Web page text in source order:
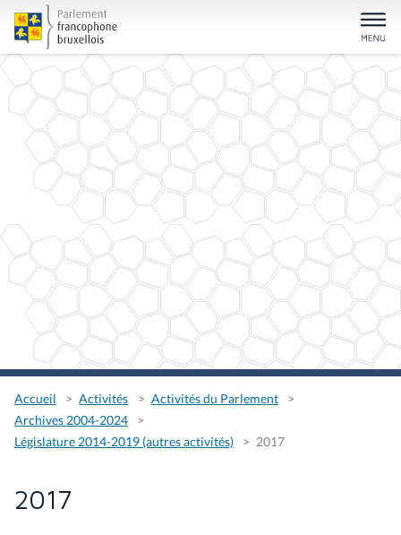
Accueil Activités
Activités du Parlement
Archives 2004-2024
Législature 2014-2019 (autres activités)
2017
2017